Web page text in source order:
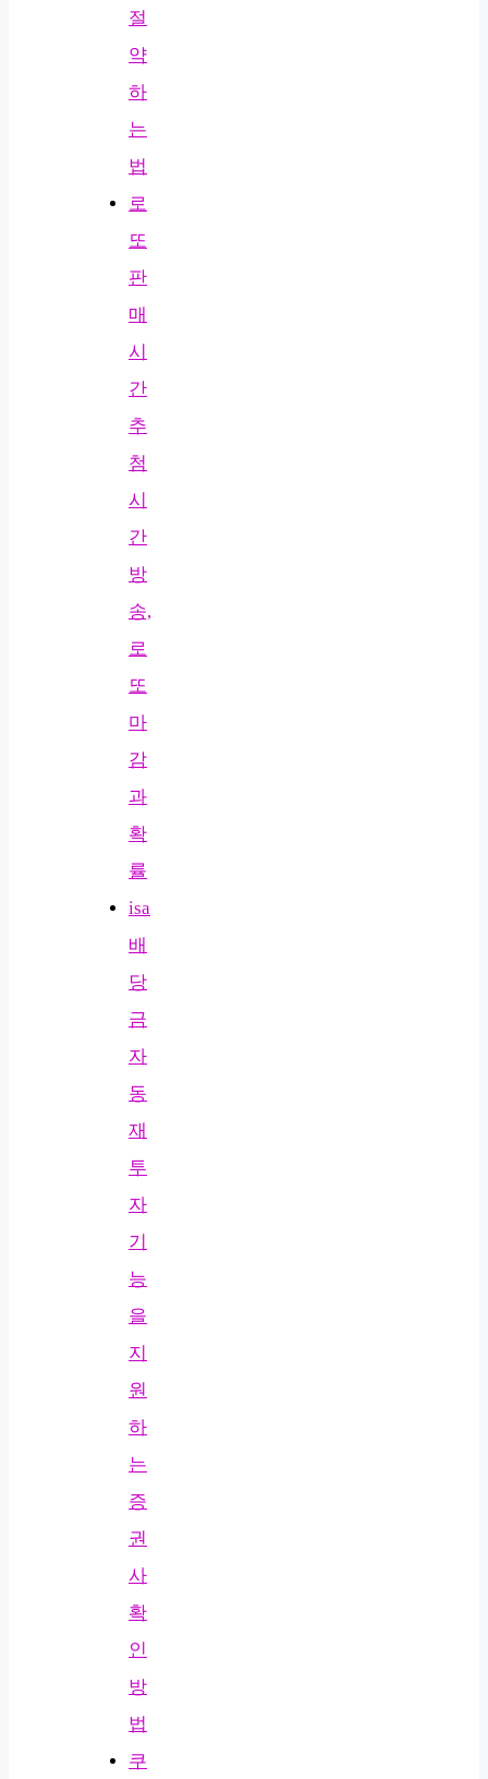
절
약
하
는
법
로
또
판
매
시
간
추
첨
시
간
방
송,
로
또
마
감
과
확
률
isa
배
당
금
자
동
재
투
자
기
능
을
지
원
하
는
증
권
사
확
인
방
법
쿠